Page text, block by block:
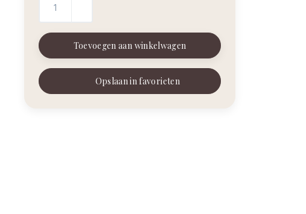
Toevoegen aan winkelwagen
Opslaan in favorieten